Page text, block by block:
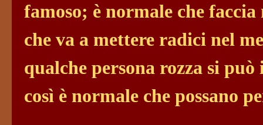
famoso; è normale che
che va a mettere radici nel
qualche persona rozza si
così è normale che possano